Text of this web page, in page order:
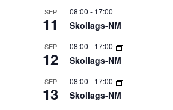
SEP
11
08:00 - 17:00
Skollags-NM
SEP
12
08:00 - 17:00
Skollags-NM
SEP
13
08:00 - 17:00
Skollags-NM